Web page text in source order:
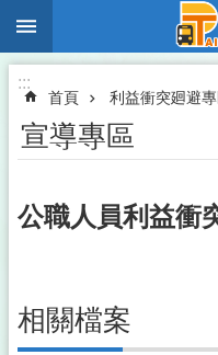
跳到主要內容區塊
:::
首頁 利益衝突廻避
宣導專區
公職人員利益衝
相關檔案